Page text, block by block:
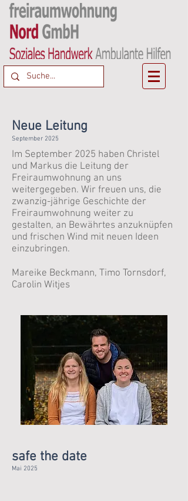
Neue Leitung
September 2025
Im September 2025 haben Christel
und Markus die Leitung der
Freiraumwohnung an uns
weitergegeben. Wir freuen uns, die
zwanzig-jährige Geschichte der
Freiraumwohnung weiter zu
gestalten, an Bewährtes anzuknüpfen
und frischen Wind mit neuen Ideen
einzubringen.
Mareike Beckmann, Timo Tornsdorf,
Carolin Witjes
safe the date
Mai 2025